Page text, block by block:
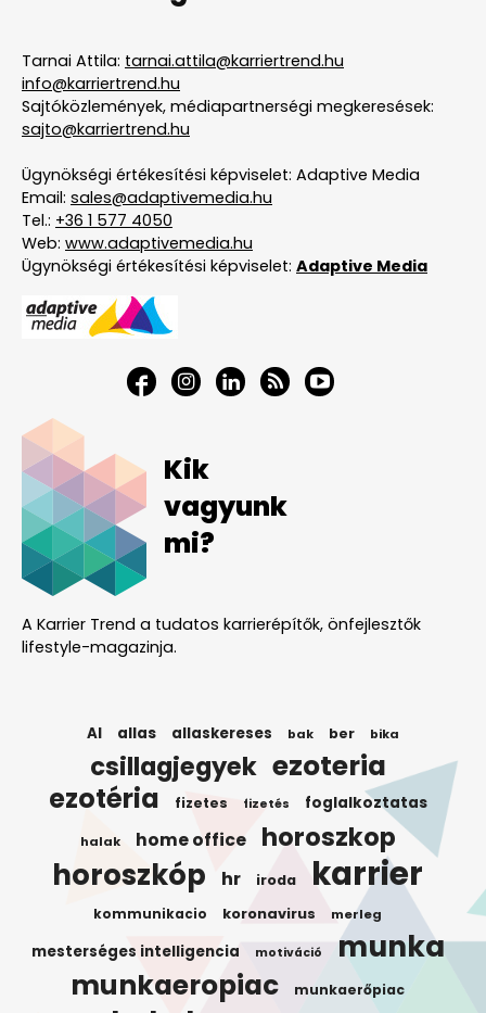
Tarnai Attila: tarnai.attila@karriertrend.hu
info@karriertrend.hu
Sajtóközlemények, médiapartnerségi megkeresések:
sajto@karriertrend.hu
Ügynökségi értékesítési képviselet: Adaptive Media
Email: sales@adaptivemedia.hu
Tel.: +36 1 577 4050
Web: www.adaptivemedia.hu
Ügynökségi értékesítési képviselet: Adaptive Media
Kik
vagyunk
mi?
A Karrier Trend a tudatos karrierépítők, önfejlesztők
lifestyle-magazinja.
AI allas allaskereses bak ber bika
csillagjegyek ezoteria
ezotéria fizetes fizetés foglalkoztatas
halak home office horoszkop
horoszkóp hr iroda karrier
kommunikacio koronavirus merleg
mesterséges intelligencia motiváció munka
munkaeropiac munkaerőpiac